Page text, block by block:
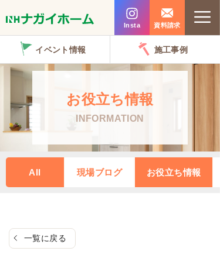
ン
プ
Insta 資料請求
イベント情報 施工事例
お役立ち情報
INFORMATION
All 現場ブログ お役立ち情報
一覧に戻る